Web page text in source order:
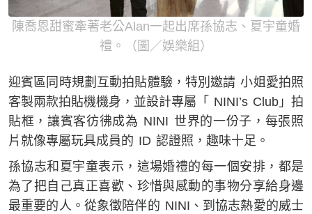
陳喬恩甜蜜牽著老公Alan一起出席孫協志、夏宇童婚
禮。（圖／娛樂組）
迎賓區同時規劃互動拍貼體驗，特別邀請 小姐愛拍照
客製兩款拍貼機機身，並設計專屬「 NINI’s Club」拍
貼框，讓賓客彷彿成為 NINI 世界的一份子，每張照
片就像專屬玩具成員的 ID 認證照，趣味十足。
孫協志和夏宇童表示，這場婚禮的每一個安排，都是
為了把自己真正喜歡、珍惜與感動的事物分享給身邊
最重要的人。從象徵陪伴的 NINI、到協志熱愛的威士